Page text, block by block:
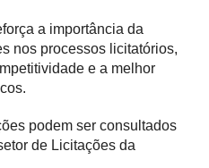
a importância da
nos processos licitatórios,
e a melhor
podem ser consultados
de Licitações da